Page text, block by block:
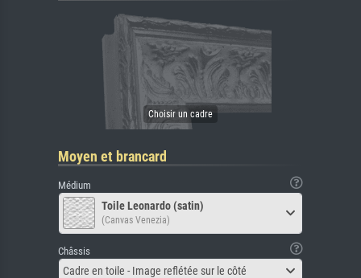
Moyen et brancard
Médium
Toile Leonardo (satin)
(Canvas Venezia)
Châssis
Cadre en toile - Image reflétée sur le côté